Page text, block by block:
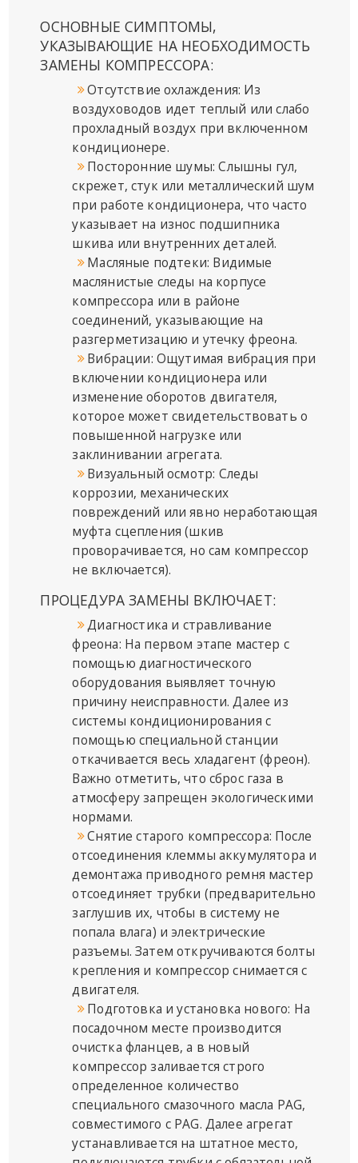
ОСНОВНЫЕ СИМПТОМЫ,
УКАЗЫВАЮЩИЕ НА НЕОБХОДИМОСТЬ
ЗАМЕНЫ КОМПРЕССОРА:
Отсутствие охлаждения: Из
воздуховодов идет теплый или слабо
прохладный воздух при включенном
кондиционере.
Посторонние шумы: Слышны гул,
скрежет, стук или металлический шум
при работе кондиционера, что часто
указывает на износ подшипника
шкива или внутренних деталей.
Масляные подтеки: Видимые
маслянистые следы на корпусе
компрессора или в районе
соединений, указывающие на
разгерметизацию и утечку фреона.
Вибрации: Ощутимая вибрация при
включении кондиционера или
изменение оборотов двигателя,
которое может свидетельствовать о
повышенной нагрузке или
заклинивании агрегата.
Визуальный осмотр: Следы
коррозии, механических
повреждений или явно неработающая
муфта сцепления (шкив
проворачивается, но сам компрессор
не включается).
ПРОЦЕДУРА ЗАМЕНЫ ВКЛЮЧАЕТ:
Диагностика и стравливание
фреона: На первом этапе мастер с
помощью диагностического
оборудования выявляет точную
причину неисправности. Далее из
системы кондиционирования с
помощью специальной станции
откачивается весь хладагент (фреон).
Важно отметить, что сброс газа в
атмосферу запрещен экологическими
нормами.
Снятие старого компрессора: После
отсоединения клеммы аккумулятора и
демонтажа приводного ремня мастер
отсоединяет трубки (предварительно
заглушив их, чтобы в систему не
попала влага) и электрические
разъемы. Затем откручиваются болты
крепления и компрессор снимается с
двигателя.
Подготовка и установка нового: На
посадочном месте производится
очистка фланцев, а в новый
компрессор заливается строго
определенное количество
специального смазочного масла PAG,
совместимого с PAG. Далее агрегат
устанавливается на штатное место,